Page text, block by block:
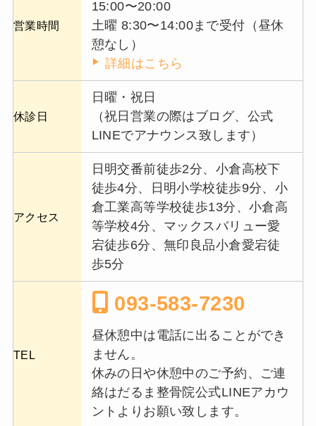
営業時間
15:00〜20:00
土曜 8:30〜14:00まで受付（昼休
憩なし）
詳細はこちら
休診日
日曜・祝日
（祝日営業の際はブログ、公式
LINEでアナウンス致します）
アクセス
日明交番前徒歩2分、小倉高校下
徒歩4分、日明小学校徒歩9分、小
倉工業高等学校徒歩13分、小倉高
等学校4分、マックスバリュー愛
宕徒歩6分、無印良品小倉愛宕徒
歩5分
TEL
093-583-7230
昼休憩中は電話に出ることができ
ません。
休みの日や休憩中のご予約、ご連
絡はだるま整骨院公式LINEアカウ
ントよりお願い致します。